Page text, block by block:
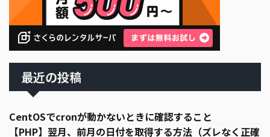
最近の投稿
CentOSでcronが動かないときに確認すること
【PHP】翌月、前月の日付を取得する方法（ズレなく正確